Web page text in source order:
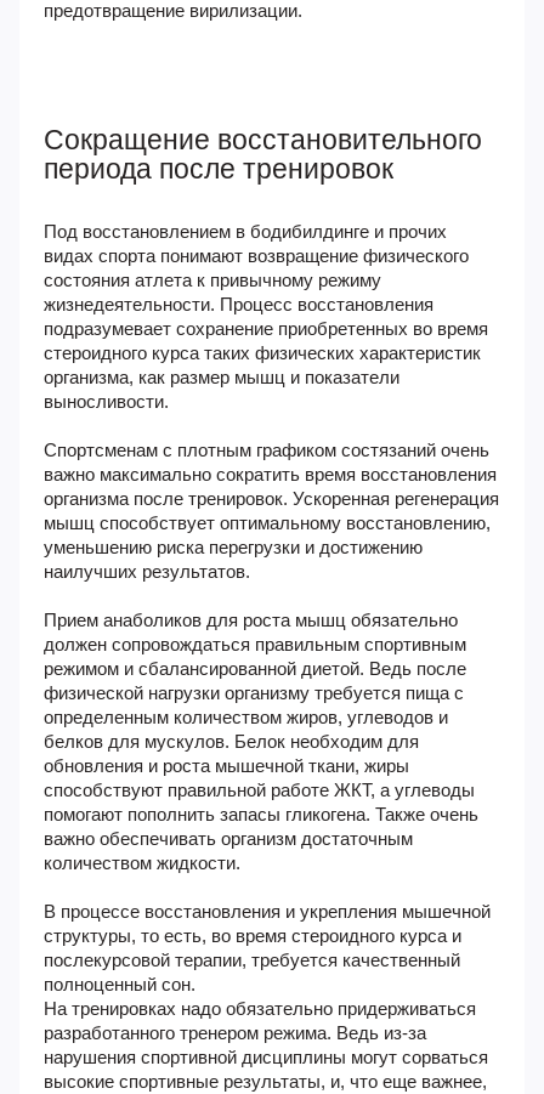
предотвращение вирилизации.
Сокращение восстановительного
периода после тренировок
Под восстановлением в бодибилдинге и прочих
видах спорта понимают возвращение физического
состояния атлета к привычному режиму
жизнедеятельности. Процесс восстановления
подразумевает сохранение приобретенных во время
стероидного курса таких физических характеристик
организма, как размер мышц и показатели
выносливости.
Спортсменам с плотным графиком состязаний очень
важно максимально сократить время восстановления
организма после тренировок. Ускоренная регенерация
мышц способствует оптимальному восстановлению,
уменьшению риска перегрузки и достижению
наилучших результатов.
Прием анаболиков для роста мышц обязательно
должен сопровождаться правильным спортивным
режимом и сбалансированной диетой. Ведь после
физической нагрузки организму требуется пища с
определенным количеством жиров, углеводов и
белков для мускулов. Белок необходим для
обновления и роста мышечной ткани, жиры
способствуют правильной работе ЖКТ, а углеводы
помогают пополнить запасы гликогена. Также очень
важно обеспечивать организм достаточным
количеством жидкости.
В процессе восстановления и укрепления мышечной
структуры, то есть, во время стероидного курса и
послекурсовой терапии, требуется качественный
полноценный сон.
На тренировках надо обязательно придерживаться
разработанного тренером режима. Ведь из-за
нарушения спортивной дисциплины могут сорваться
высокие спортивные результаты, и, что еще важнее,